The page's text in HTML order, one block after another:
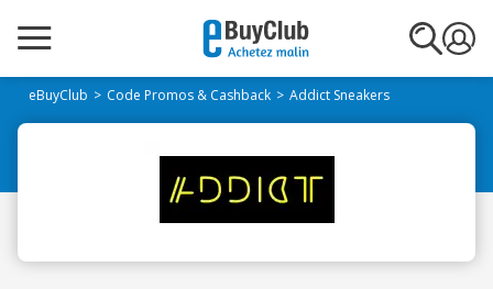
eBuyClub Code Promos & Cashback Addict Sneakers